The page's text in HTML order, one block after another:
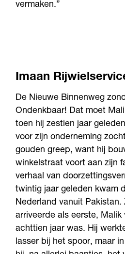
vermaken.”
Imaan
De Nieuwe Binnenweg
Ondenkbaar! Dat moet
toen hij zestien jaar
voor zijn onderneming
gouden greep, want hij
winkelstraat voort aan zijn
verhaal van
twintig jaar geleden kwam
Nederland vanuit Pakistan.
arriveerde als eerste, Malik
achttien jaar was. Hij
lasser bij het spoor, maar